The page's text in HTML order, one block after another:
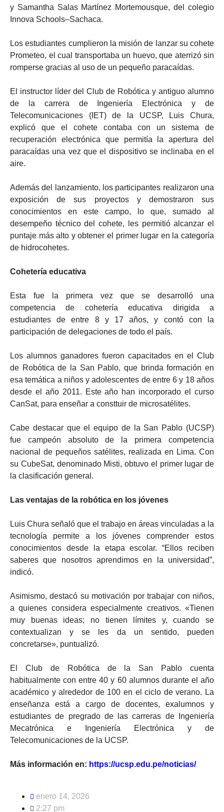
y Samantha Salas Martínez Mortemousque, del colegio
Innova Schools–Sachaca.
Los estudiantes cumplieron la misión de lanzar su cohete
Prometeo, el cual transportaba un huevo, que aterrizó sin
romperse gracias al uso de un pequeño paracaídas.
El instructor líder del Club de Robótica y antiguo alumno
de la carrera de Ingeniería Electrónica y de
Telecomunicaciones (IET) de la UCSP, Luis Chura,
explicó que el cohete contaba con un sistema de
recuperación electrónica que permitía la apertura del
paracaídas una vez que el dispositivo se inclinaba en el
aire.
Además del lanzamiento, los participantes realizaron una
exposición de sus proyectos y demostraron sus
conocimientos en este campo, lo que, sumado al
desempeño técnico del cohete, les permitió alcanzar el
puntaje más alto y obtener el primer lugar en la categoría
de hidrocohetes.
Cohetería educativa
Esta fue la primera vez que se desarrolló una
competencia de cohetería educativa dirigida a
estudiantes de entre 8 y 17 años, y contó con la
participación de delegaciones de todo el país.
Los alumnos ganadores fueron capacitados en el Club
de Robótica de la San Pablo, que brinda formación en
esa temática a niños y adolescentes de entre 6 y 18 años
desde el año 2011. Este año han incorporado el curso
CanSat, para enseñar a consttuir de microsatélites.
Cabe destacar que el equipo de la San Pablo (UCSP)
fue campeón absoluto de la primera competencia
nacional de pequeños satélites, realizada en Lima. Con
su CubeSat, denominado Misti, obtuvo el primer lugar de
la clasificación general.
Las ventajas de la robótica en los jóvenes
Luis Chura señaló que el trabajo en áreas vinculadas a la
tecnología permite a los jóvenes comprender estos
conocimientos desde la etapa escolar. “Ellos reciben
saberes que nosotros aprendimos en la universidad”,
indicó.
Asimismo, destacó su motivación por trabajar con niños,
a quienes considera especialmente creativos. «Tienen
muy buenas ideas; no tienen límites y, cuando se
contextualizan y se les da un sentido, pueden
concretarse», puntualizó.
El Club de Robótica de la San Pablo cuenta
habitualmente con entre 40 y 60 alumnos durante el año
académico y alrededor de 100 en el ciclo de verano. La
enseñanza está a cargo de docentes, exalumnos y
estudiantes de pregrado de las carreras de Ingeniería
Mecatrónica e Ingeniería Electrónica y de
Telecomunicaciones de la UCSP.
Más información en: https://ucsp.edu.pe/noticias/
enero 14, 2026
2:27 pm